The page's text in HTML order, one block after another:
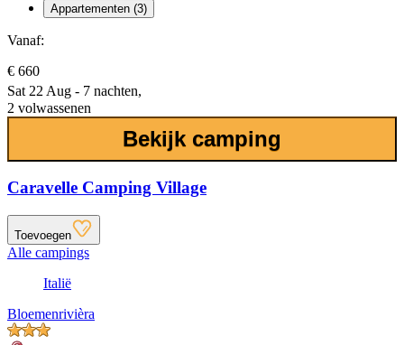
Appartementen (3)
Vanaf:
€ 660
Sat 22 Aug - 7 nachten,
2 volwassenen
Bekijk camping
Caravelle Camping Village
Toevoegen
Alle campings
Italië
Bloemenrivièra